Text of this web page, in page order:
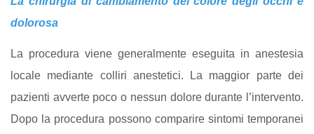
dolorosa
La procedura viene generalmente eseguita in anestesia
locale mediante colliri anestetici. La maggior parte dei
pazienti avverte poco o nessun dolore durante l’intervento.
Dopo la procedura possono comparire sintomi temporanei